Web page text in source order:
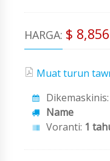
HARGA: $ 8,856
Muat turun
Dikemaskinis:
Name
Voranti: 1